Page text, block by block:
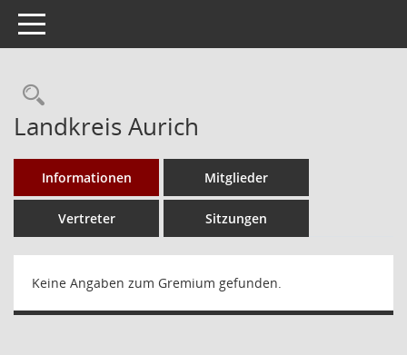
Toggle navigation
Rechercheauswahl
Landkreis Aurich
Informationen Mitglieder
Vertreter Sitzungen
Keine Angaben zum Gremium gefunden.